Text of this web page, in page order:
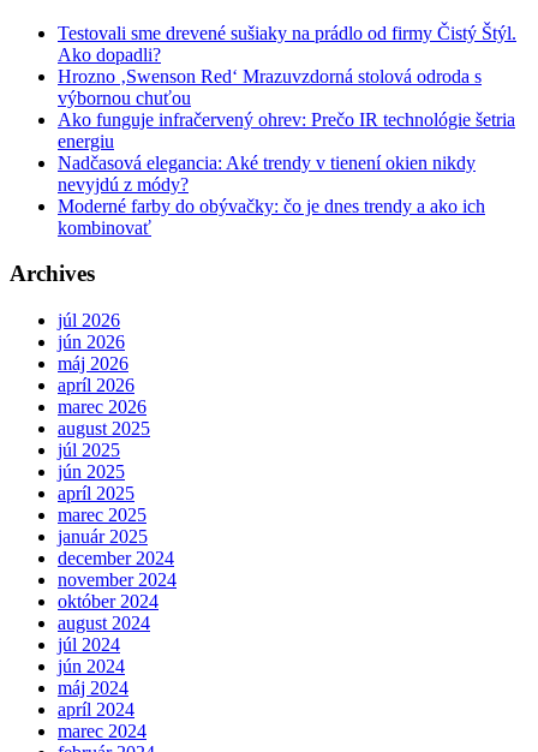
Testovali sme drevené sušiaky na prádlo od firmy Čistý Štýl.
Ako dopadli?
Hrozno ‚Swenson Red‘ Mrazuvzdorná stolová odroda s
výbornou chuťou
Ako funguje infračervený ohrev: Prečo IR technológie šetria
energiu
Nadčasová elegancia: Aké trendy v tienení okien nikdy
nevyjdú z módy?
Moderné farby do obývačky: čo je dnes trendy a ako ich
kombinovať
Archives
júl 2026
jún 2026
máj 2026
apríl 2026
marec 2026
august 2025
júl 2025
jún 2025
apríl 2025
marec 2025
január 2025
december 2024
november 2024
október 2024
august 2024
júl 2024
jún 2024
máj 2024
apríl 2024
marec 2024